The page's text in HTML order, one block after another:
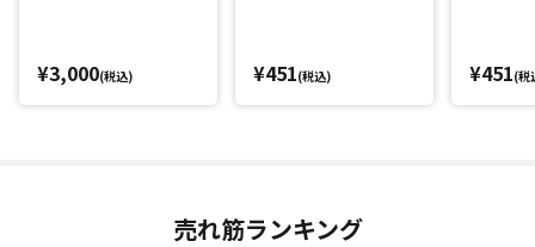
¥3,000(税込) ¥451(税込) ¥451(税
売れ筋ランキング